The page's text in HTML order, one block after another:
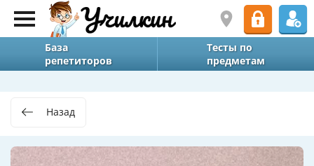
База
репетиторов
Тесты по
предметам
Назад